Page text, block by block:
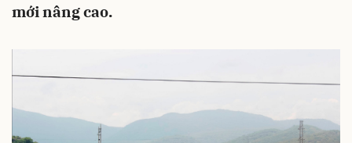
mới nâng cao.